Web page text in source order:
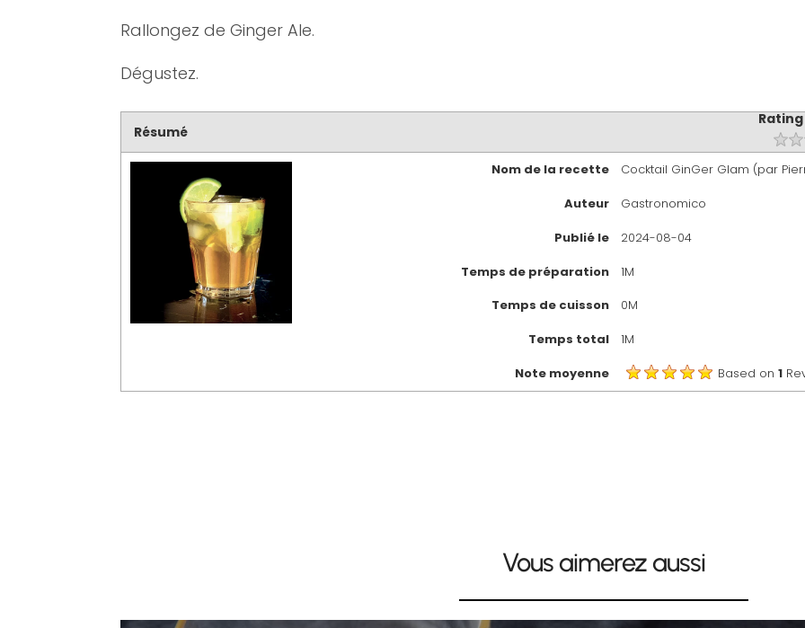
Rallongez de Ginger Ale.
Dégustez.
Résumé
Rating
Nom de la recette
Cocktail GinGer Glam (par
Auteur
Gastronomico
Publié le
2024-08-04
Temps de préparation
1M
Temps de cuisson
0M
Temps total
1M
Note moyenne
Based on1
Vous aimerez aussi